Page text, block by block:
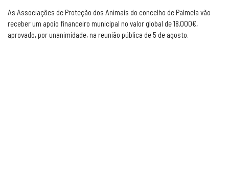
As Associações de Proteção dos Animais do concelho de Palmela vão
receber um apoio financeiro municipal no valor global de 18.000€,
aprovado, por unanimidade, na reunião pública de 5 de agosto.